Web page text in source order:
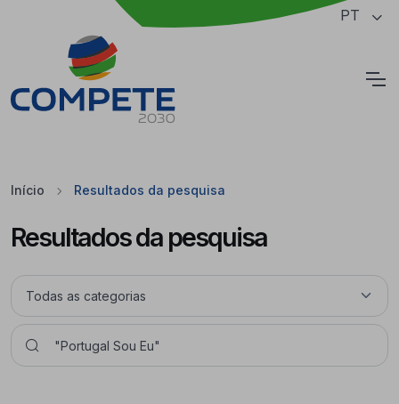
Saltar para o conteúdo principal da página PT
Início Resultados da pesquisa
Resultados da pesquisa